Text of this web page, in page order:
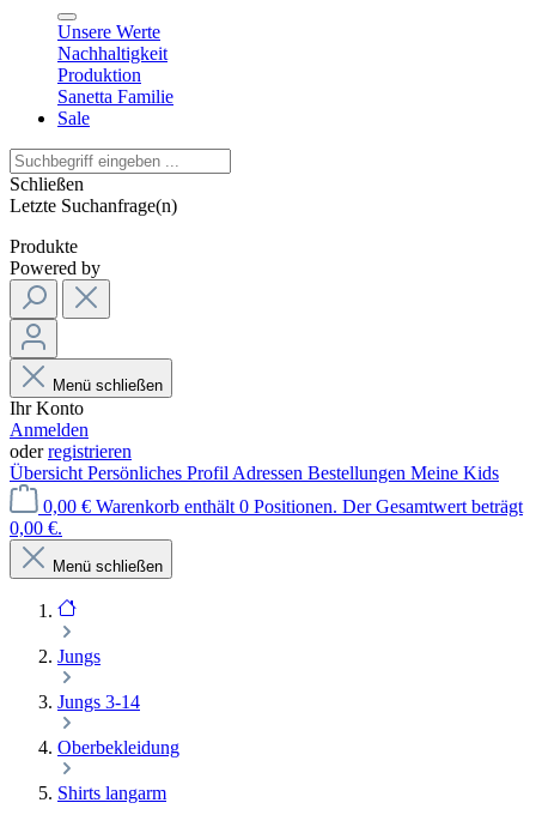
Unsere Werte
Nachhaltigkeit
Produktion
Sanetta Familie
Sale
Schließen
Letzte Suchanfrage(n)
Produkte
Powered by
Menü schließen
Ihr Konto
Anmelden
oderregistrieren
Übersicht Persönliches Profil Adressen Bestellungen Meine Kids
0,00 € Warenkorb enthält 0 Positionen. Der Gesamtwert beträgt
0,00 €.
Menü schließen
Jungs
Jungs 3-14
Oberbekleidung
Shirts langarm